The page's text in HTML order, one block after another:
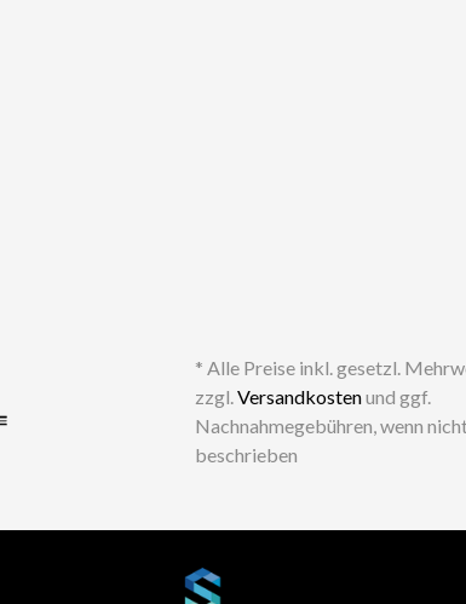
* Alle Preise inkl. gesetzl.
zzgl.Versandkostenund ggf.
Nachnahmegebühren, wenn
beschrieben